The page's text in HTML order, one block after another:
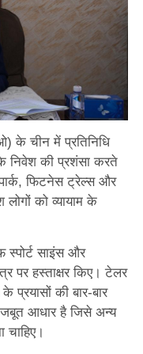
के चीन में प्रतिनिधि
के निवेश की प्रशंसा करते
फिटनेस ट्रेल्स और
को व्यायाम के
स्पोर्ट साइंस और
पर हस्ताक्षर किए। टेलर
प्रयासों की बार-बार
आधार है जिसे अन्य
चाहिए।